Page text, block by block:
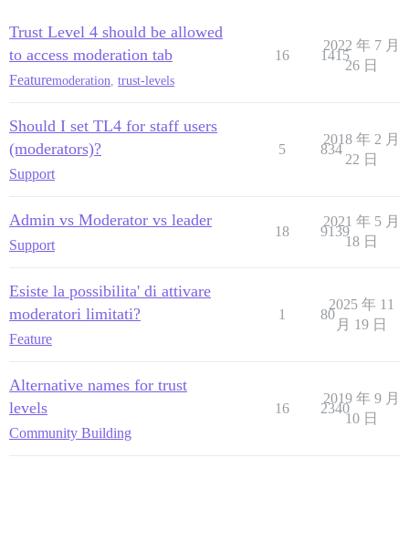
Trust Level 4 should be allowed
to access moderation tab
Featuremoderation trust-levels
16 1415
2022 年 7 月
26 日
Should I set TL4 for staff users
(moderators)?
Support
5 834
2018 年 2 月
22 日
Admin vs Moderator vs leader
Support
18 9139
2021 年 5 月
18 日
Esiste la possibilita' di attivare
moderatori limitati?
Feature
1 80
2025 年 11
月 19 日
Alternative names for trust
levels
Community Building
16 2340
2019 年 9 月
10 日